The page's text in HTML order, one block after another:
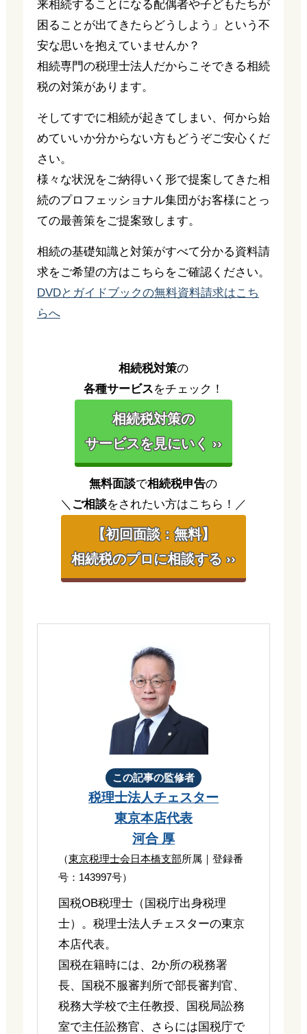
来相続することになる配偶者や子どもたちが
困ることが出てきたらどうしよう」という不
安な思いを抱えていませんか？
相続専門の税理士法人だからこそできる相続
税の対策があります。
そしてすでに相続が起きてしまい、何から始
めていいか分からない方もどうぞご安心くだ
さい。
様々な状況をご納得いく形で提案してきた相
続のプロフェッショナル集団がお客様にとっ
ての最善策をご提案致します。
相続の基礎知識と対策がすべて分かる資料請
求をご希望の方はこちらをご確認ください。
DVDとガイドブックの無料資料請求はこち
らへ
相続税対策の
各種サービスをチェック！
相続税対策の
サービスを見にいく ››
無料面談で相続税申告の
＼ ご相談をされたい方はこちら！／
【初回面談：無料】
相続税のプロに相談する ››
この記事の監修者
税理士法人チェスター
東京本店代表
河合 厚
（東京税理士会日本橋支部所属｜登録番
号：143997号）
国税OB税理士（国税庁出身税理
士）。税理士法人チェスターの東京
本店代表。
国税在籍時には、2か所の税務署
長、国税不服審判所で部長審判官、
税務大学校で主任教授、国税局訟務
室で主任訟務官、さらには国税庁で